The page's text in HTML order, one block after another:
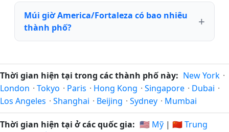
Múi giờ America/Fortaleza có bao nhiêu
thành phố?
Thời gian hiện tại trong các thành phố này: New York ·
London · Tokyo · Paris · Hong Kong · Singapore · Dubai ·
Los Angeles · Shanghai · Beijing · Sydney · Mumbai
Thời gian hiện tại ở các quốc gia: 🇺🇸 Mỹ | 🇨🇳 Trung